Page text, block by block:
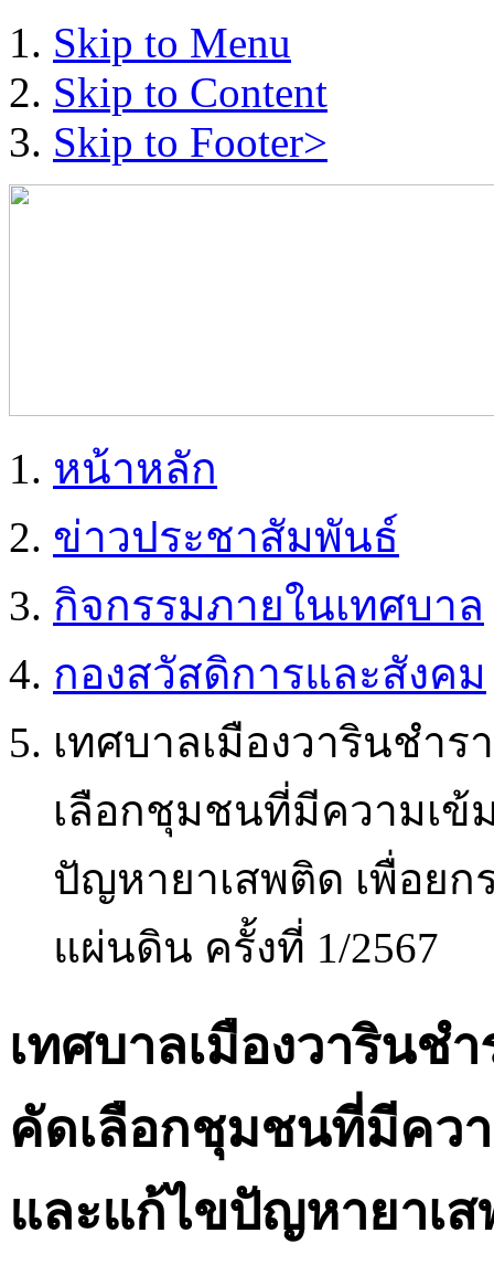
Skip to Menu
Skip to Content
Skip to Footer>
หน้าหลัก
ข่าวประชาสัมพันธ์
กิจกรรมภายในเทศบาล
กองสวัสดิการและสังคม
เทศบาลเมืองวารินชำ
เลือกชุมชนที่มีความเข้
ปัญหายาเสพติด เพื่อย
แผ่นดิน ครั้งที่ 1/2567
เทศบาลเมืองวารินช
คัดเลือกชุมชนที่มีควา
และแก้ไขปัญหายาเ